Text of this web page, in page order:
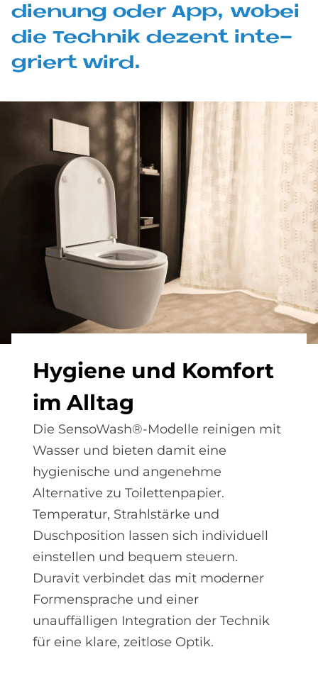
die­n­ung oder App, wo­bei
die Tech­nik de­zent in­te­
griert wird.
Hy­gie­ne und Kom­fort
im All­tag
Die SensoWash®-Modelle reinigen mit
Wasser und bieten damit eine
hygienische und angenehme
Alternative zu Toilettenpapier.
Temperatur, Strahlstärke und
Duschposition lassen sich individuell
einstellen und bequem steuern.
Duravit verbindet das mit moderner
Formensprache und einer
unauffälligen Integration der Technik
für eine klare, zeitlose Optik.